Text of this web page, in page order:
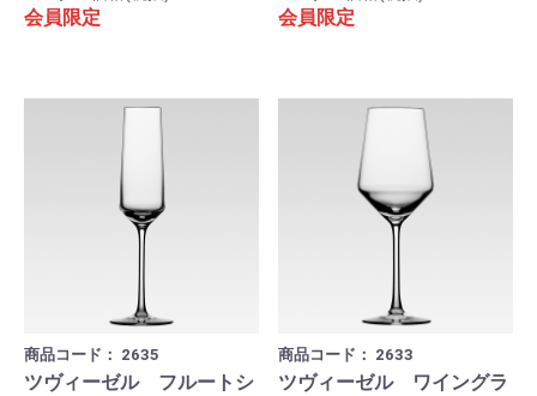
会員限定 会員限定
商品コード： 2635
ツヴィーゼル フルートシ
商品コード： 2633
ツヴィーゼル ワイングラ